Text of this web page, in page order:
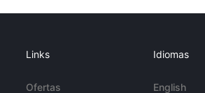
Links
Ofertas
Idiomas
English